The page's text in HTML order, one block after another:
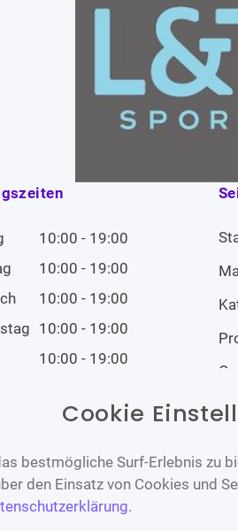
10:00 - 19:00
10:00 - 19:00
10:00 - 19:00
10:00 - 19:00
10:00 - 19:00
Geschlossen
Cookie
bestmögliche Surf-Erlebnis zu
den Einsatz von Cookies und
.